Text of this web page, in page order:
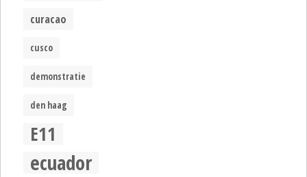
curacao
cusco
demonstratie
den haag
E11
ecuador